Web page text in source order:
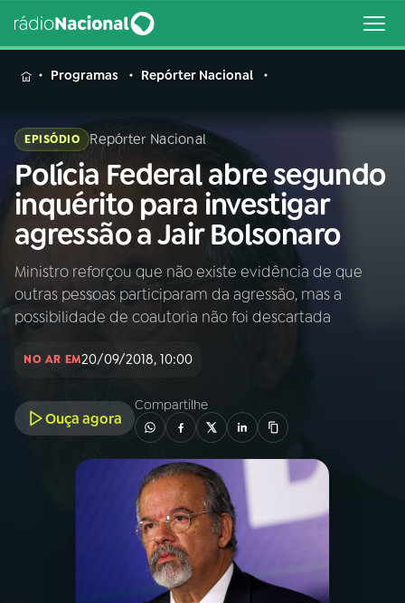
MENU
Buscar
na
Rádio
Nacional
Buscar
AO VIVO
PROGRAMAS
Programas Repórter Nacional
EPISÓDIO Repórter Nacional
Polícia Federal abre segundo
inquérito para investigar
agressão a Jair Bolsonaro
Ministro reforçou que não existe evidência de que
outras pessoas participaram da agressão, mas a
possibilidade de coautoria não foi descartada
NO AR EM20/09/2018, 10:00
Ouça agora
Compartilhe